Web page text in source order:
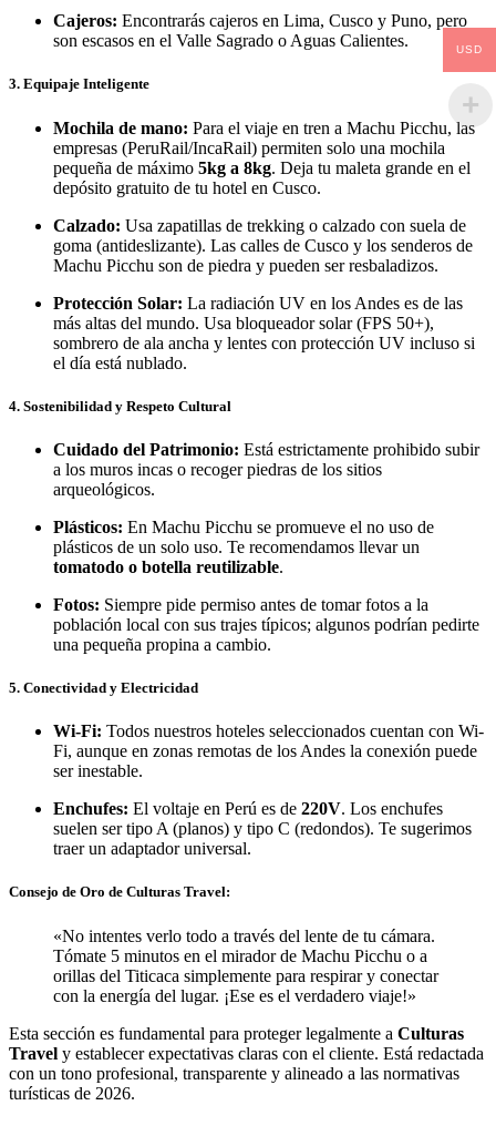
Cajeros: Encontrarás cajeros en Lima, Cusco y Puno, pero
son escasos en el Valle Sagrado o Aguas Calientes.
3. Equipaje Inteligente
Mochila de mano: Para el viaje en tren a Machu Picchu, las
empresas (PeruRail/IncaRail) permiten solo una mochila
pequeña de máximo 5kg a 8kg. Deja tu maleta grande en el
depósito gratuito de tu hotel en Cusco.
Calzado: Usa zapatillas de trekking o calzado con suela de
goma (antideslizante). Las calles de Cusco y los senderos de
Machu Picchu son de piedra y pueden ser resbaladizos.
Protección Solar: La radiación UV en los Andes es de las
más altas del mundo. Usa bloqueador solar (FPS 50+),
sombrero de ala ancha y lentes con protección UV incluso si
el día está nublado.
4. Sostenibilidad y Respeto Cultural
Cuidado del Patrimonio: Está estrictamente prohibido subir
a los muros incas o recoger piedras de los sitios
arqueológicos.
Plásticos: En Machu Picchu se promueve el no uso de
plásticos de un solo uso. Te recomendamos llevar un
tomatodo o botella reutilizable.
Fotos: Siempre pide permiso antes de tomar fotos a la
población local con sus trajes típicos; algunos podrían pedirte
una pequeña propina a cambio.
5. Conectividad y Electricidad
Wi-Fi: Todos nuestros hoteles seleccionados cuentan con Wi-
Fi, aunque en zonas remotas de los Andes la conexión puede
ser inestable.
Enchufes: El voltaje en Perú es de 220V. Los enchufes
suelen ser tipo A (planos) y tipo C (redondos). Te sugerimos
traer un adaptador universal.
Consejo de Oro de Culturas Travel:
«No intentes verlo todo a través del lente de tu cámara.
Tómate 5 minutos en el mirador de Machu Picchu o a
orillas del Titicaca simplemente para respirar y conectar
con la energía del lugar. ¡Ese es el verdadero viaje!»
Esta sección es fundamental para proteger legalmente a Culturas
Travel y establecer expectativas claras con el cliente. Está redactada
con un tono profesional, transparente y alineado a las normativas
turísticas de 2026.
USD